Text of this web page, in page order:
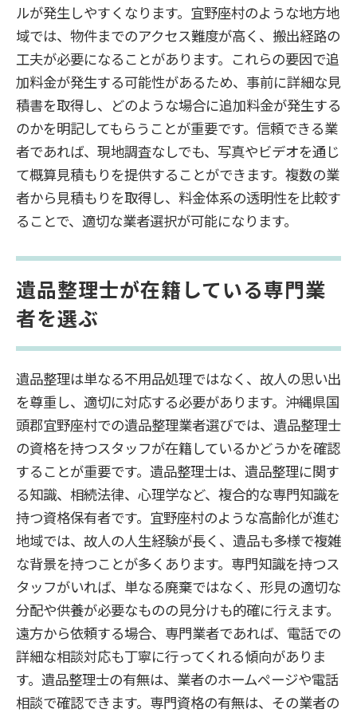
ルが発生しやすくなります。宜野座村のような地方地
域では、物件までのアクセス難度が高く、搬出経路の
工夫が必要になることがあります。これらの要因で追
加料金が発生する可能性があるため、事前に詳細な見
積書を取得し、どのような場合に追加料金が発生する
のかを明記してもらうことが重要です。信頼できる業
者であれば、現地調査なしでも、写真やビデオを通じ
て概算見積もりを提供することができます。複数の業
者から見積もりを取得し、料金体系の透明性を比較す
ることで、適切な業者選択が可能になります。
遺品整理士が在籍している専門業
者を選ぶ
遺品整理は単なる不用品処理ではなく、故人の思い出
を尊重し、適切に対応する必要があります。沖縄県国
頭郡宜野座村での遺品整理業者選びでは、遺品整理士
の資格を持つスタッフが在籍しているかどうかを確認
することが重要です。遺品整理士は、遺品整理に関す
る知識、相続法律、心理学など、複合的な専門知識を
持つ資格保有者です。宜野座村のような高齢化が進む
地域では、故人の人生経験が長く、遺品も多様で複雑
な背景を持つことが多くあります。専門知識を持つス
タッフがいれば、単なる廃棄ではなく、形見の適切な
分配や供養が必要なものの見分けも的確に行えます。
遠方から依頼する場合、専門業者であれば、電話での
詳細な相談対応も丁寧に行ってくれる傾向がありま
す。遺品整理士の有無は、業者のホームページや電話
相談で確認できます。専門資格の有無は、その業者の